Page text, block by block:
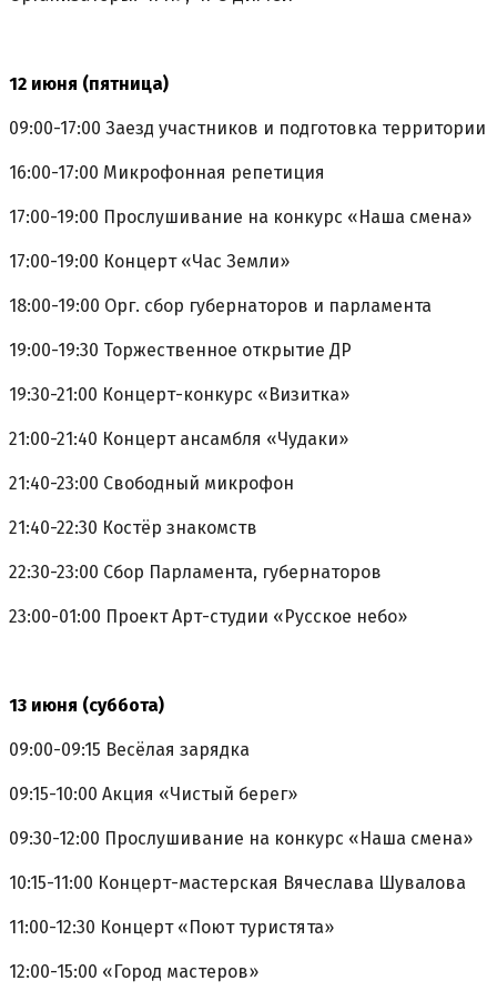
12 июня (пятница)
09:00-17:00 Заезд участников и подготовка территории
16:00-17:00 Микрофонная репетиция
17:00-19:00 Прослушивание на конкурс «Наша смена»
17:00-19:00 Концерт «Час Земли»
18:00-19:00 Орг. сбор губернаторов и парламента
19:00-19:30 Торжественное открытие ДР
19:30-21:00 Концерт-конкурс «Визитка»
21:00-21:40 Концерт ансамбля «Чудаки»
21:40-23:00 Свободный микрофон
21:40-22:30 Костёр знакомств
22:30-23:00 Сбор Парламента, губернаторов
23:00-01:00 Проект Арт-студии «Русское небо»
13 июня (суббота)
09:00-09:15 Весёлая зарядка
09:15-10:00 Акция «Чистый берег»
09:30-12:00 Прослушивание на конкурс «Наша смена»
10:15-11:00 Концерт-мастерская Вячеслава Шувалова
11:00-12:30 Концерт «Поют туристята»
12:00-15:00 «Город мастеров»